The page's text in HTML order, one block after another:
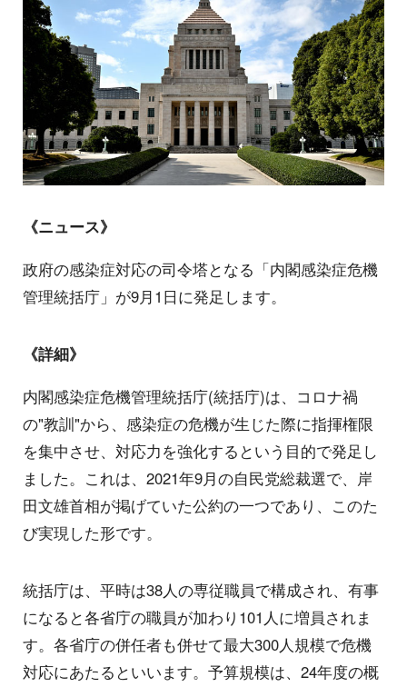
《ニュース》
政府の感染症対応の司令塔となる「内閣感染症危機
管理統括庁」が9月1日に発足します。
《詳細》
内閣感染症危機管理統括庁(統括庁)は、コロナ禍
の"教訓"から、感染症の危機が生じた際に指揮権限
を集中させ、対応力を強化するという目的で発足し
ました。これは、2021年9月の自民党総裁選で、岸
田文雄首相が掲げていた公約の一つであり、このた
び実現した形です。
統括庁は、平時は38人の専従職員で構成され、有事
になると各省庁の職員が加わり101人に増員されま
す。各省庁の併任者も併せて最大300人規模で危機
対応にあたるといいます。予算規模は、24年度の概